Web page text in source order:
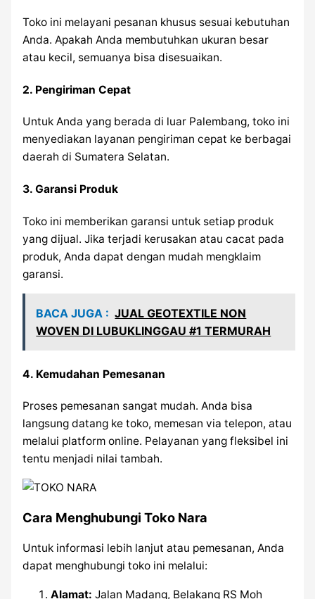
Toko ini melayani pesanan khusus sesuai kebutuhan
Anda. Apakah Anda membutuhkan ukuran besar
atau kecil, semuanya bisa disesuaikan.
2. Pengiriman Cepat
Untuk Anda yang berada di luar Palembang, toko ini
menyediakan layanan pengiriman cepat ke berbagai
daerah di Sumatera Selatan.
3. Garansi Produk
Toko ini memberikan garansi untuk setiap produk
yang dijual. Jika terjadi kerusakan atau cacat pada
produk, Anda dapat dengan mudah mengklaim
garansi.
BACA JUGA : JUAL GEOTEXTILE NON
WOVEN DI LUBUKLINGGAU #1 TERMURAH
4. Kemudahan Pemesanan
Proses pemesanan sangat mudah. Anda bisa
langsung datang ke toko, memesan via telepon, atau
melalui platform online. Pelayanan yang fleksibel ini
tentu menjadi nilai tambah.
Cara Menghubungi Toko Nara
Untuk informasi lebih lanjut atau pemesanan, Anda
dapat menghubungi toko ini melalui:
Alamat: Jalan Madang, Belakang RS Moh